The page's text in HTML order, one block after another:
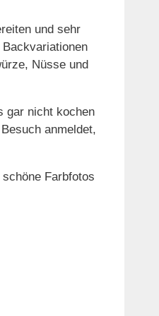
und sehr
Nüsse und
gar nicht kochen
anmeldet,
Farbfotos